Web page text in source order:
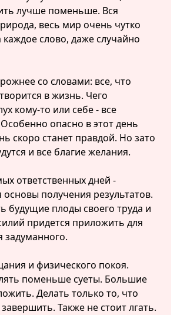
лучше поменьше. Вся
весь мир очень чутко
каждое слово, даже случайно
со словами: все, что
в жизнь. Чего
кому-то или себе - все
опасно в этот день
скоро станет правдой. Но зато
и все благие желания.
ответственных дней -
основы получения результатов.
будущие плоды своего труда и
придется приложить для
задуманного.
и физического покоя.
поменьше суеты. Большие
Делать только то, что
Также не стоит лгать.